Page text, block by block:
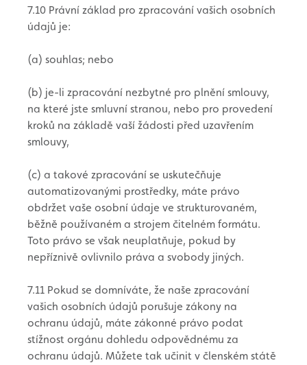
7.10 Právní základ pro zpracování vašich osobních
údajů je:
(a) souhlas; nebo
(b) je-li zpracování nezbytné pro plnění smlouvy,
na které jste smluvní stranou, nebo pro provedení
kroků na základě vaší žádosti před uzavřením
smlouvy,
(c) a takové zpracování se uskutečňuje
automatizovanými prostředky, máte právo
obdržet vaše osobní údaje ve strukturovaném,
běžně používaném a strojem čitelném formátu.
Toto právo se však neuplatňuje, pokud by
nepříznivě ovlivnilo práva a svobody jiných.
7.11 Pokud se domníváte, že naše zpracování
vašich osobních údajů porušuje zákony na
ochranu údajů, máte zákonné právo podat
stížnost orgánu dohledu odpovědnému za
ochranu údajů. Můžete tak učinit v členském státě